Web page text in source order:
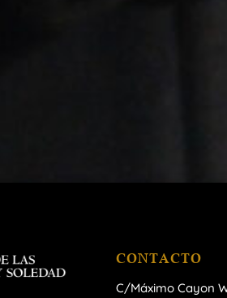
CONTACTO
C/Máximo Cayon